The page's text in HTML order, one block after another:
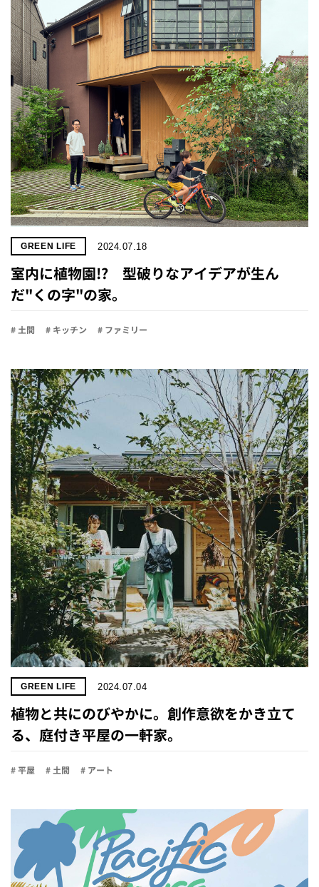
GREEN LIFE 2024.07.18
室内に植物園!? 型破りなアイデアが生ん
だ"くの字"の家。
# 土間 # キッチン # ファミリー
GREEN LIFE 2024.07.04
植物と共にのびやかに。創作意欲をかき立て
る、庭付き平屋の一軒家。
# 平屋 # 土間 # アート